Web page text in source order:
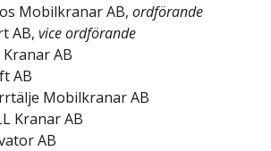
Mobilkranar AB, ordförande
AB, vice ordförande
AB
AB
Mobilkranar AB
Kranar AB
AB